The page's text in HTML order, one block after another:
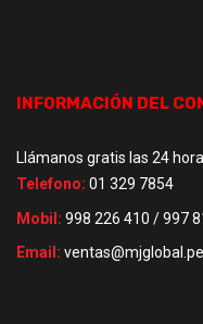
INFORMACIÓN DEL
Llámanos gratis las 24
Telefono: 01 329 7854
Mobil: 998 226 410 / 997
Email: ventas@mjglobal.pe